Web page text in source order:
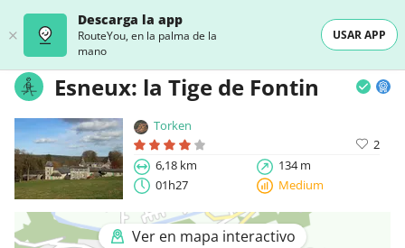
Descarga la app
RouteYou, en la palma de la
mano
USAR APP
Esneux: la Tige de Fontin
Torken
2
6,18 km
134 m
01h27
Medium
Ver en mapa interactivo